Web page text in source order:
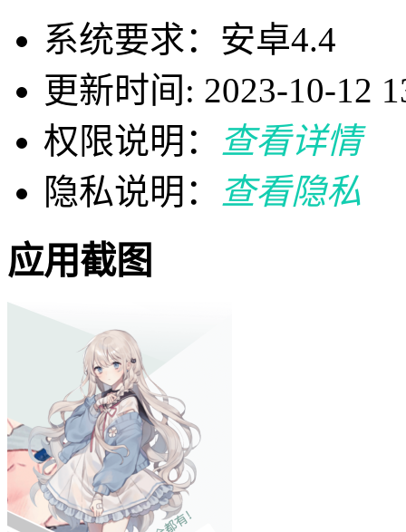
系统要求：安卓4.4
更新时间: 2023-10-12
权限说明：
查看详情
隐私说明：
查看隐私
应用截图